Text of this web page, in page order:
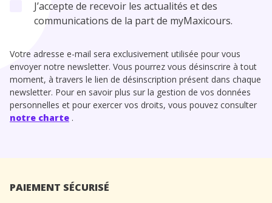
J’accepte de recevoir les actualités et des
communications de la part de myMaxicours.
Votre adresse e-mail sera exclusivement utilisée pour vous
envoyer notre newsletter. Vous pourrez vous désinscrire à tout
moment, à travers le lien de désinscription présent dans chaque
newsletter. Pour en savoir plus sur la gestion de vos données
personnelles et pour exercer vos droits, vous pouvez consulter
notre charte .
PAIEMENT SÉCURISÉ